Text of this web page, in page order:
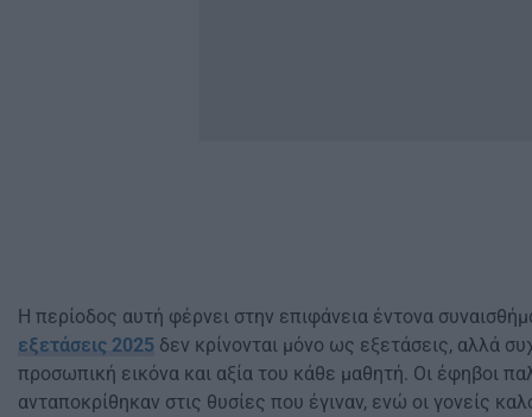
Η περίοδος αυτή φέρνει στην επιφάνεια έντονα
εξετάσεις 2025 δεν κρίνονται μόνο ως εξετάσεις, αλλά
προσωπική εικόνα και αξία του κάθε μαθητή. Οι έφηβοι
ανταποκρίθηκαν στις θυσίες που έγιναν, ενώ οι γονείς